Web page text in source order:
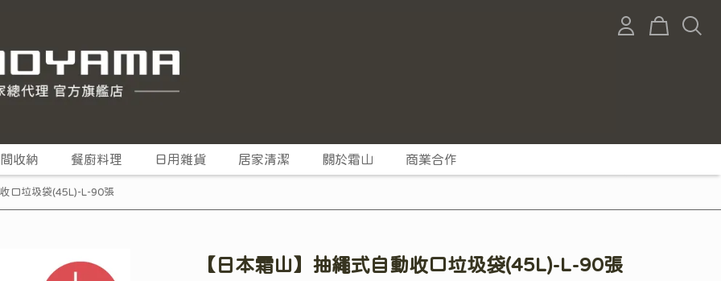
收納 餐廚料理 日用雜貨 居家清潔 關於霜山 商業合作
口垃圾袋(45L)-L-90張
【日本霜山】抽繩式自動收口垃圾袋(45L)-L-90張